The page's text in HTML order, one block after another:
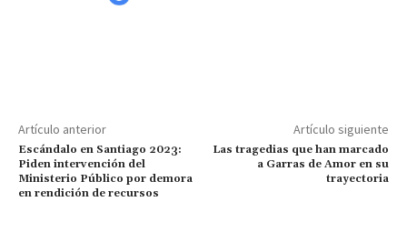
Artículo anterior
Escándalo en Santiago 2023:
Piden intervención del
Ministerio Público por demora
en rendición de recursos
Artículo siguiente
Las tragedias que han marcado
a Garras de Amor en su
trayectoria